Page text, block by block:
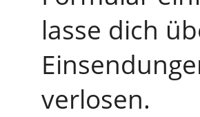
lasse dich
verlosen.